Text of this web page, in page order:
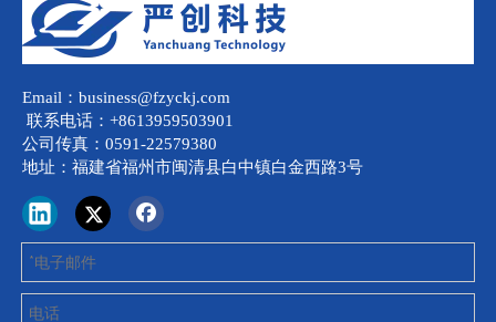
Email：business@fzyckj.com
联系电话：+8613959503901
公司传真：0591-22579380
地址：福建省福州市闽清县白中镇白金西路3号